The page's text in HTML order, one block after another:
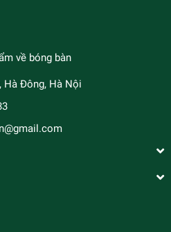
về bóng bàn
Hà Đông, Hà Nội